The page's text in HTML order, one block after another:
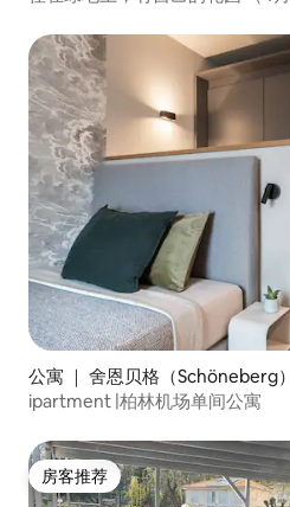
公寓 ｜ 舍恩贝格（Schöneberg）
ipartment |柏林机场单间公寓
房客推荐
房客推荐